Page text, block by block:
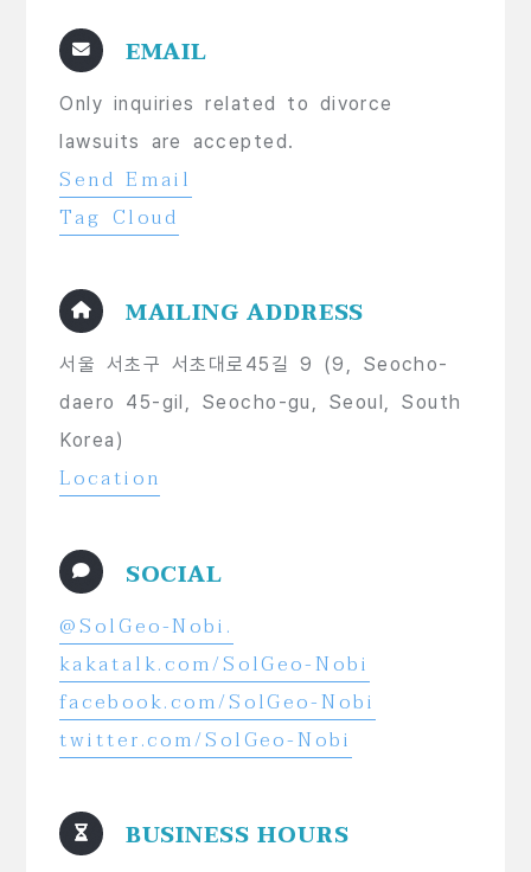
EMAIL
Only inquiries related to divorce
lawsuits are accepted.
Send Email
Tag Cloud
MAILING ADDRESS
서울 서초구 서초대로45길 9 (9, Seocho-
daero 45-gil, Seocho-gu, Seoul, South
Korea)
Location
SOCIAL
@SolGeo-Nobi.
kakatalk.com/SolGeo-Nobi
facebook.com/SolGeo-Nobi
twitter.com/SolGeo-Nobi
BUSINESS HOURS